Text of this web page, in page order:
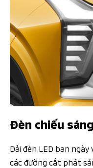
Đèn chiếu
Dải đèn LED ban
các đường cắt phát